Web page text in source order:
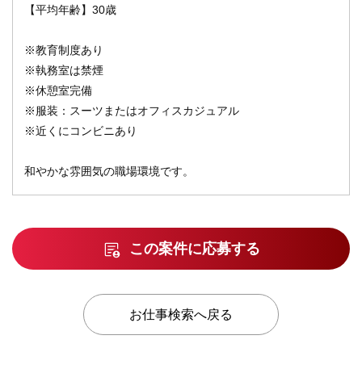
【平均年齢】30歳
※教育制度あり
※執務室は禁煙
※休憩室完備
※服装：スーツまたはオフィスカジュアル
※近くにコンビニあり
和やかな雰囲気の職場環境です。
この案件に応募する
お仕事検索へ戻る